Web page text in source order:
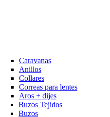
Caravanas
Anillos
Collares
Correas para lentes
Aros + dijes
Buzos Tejidos
Buzos